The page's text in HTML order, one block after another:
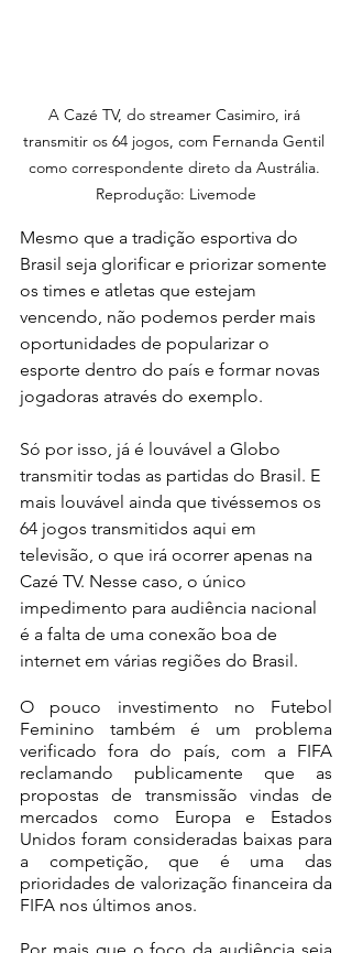
A Cazé TV, do streamer Casimiro, irá
transmitir os 64 jogos, com Fernanda Gentil
como correspondente direto da Austrália.
Reprodução: Livemode
Mesmo que a tradição esportiva do
Brasil seja glorificar e priorizar somente
os times e atletas que estejam
vencendo, não podemos perder mais
oportunidades de popularizar o
esporte dentro do país e formar novas
jogadoras através do exemplo.
Só por isso, já é louvável a Globo
transmitir todas as partidas do Brasil. E
mais louvável ainda que tivéssemos os
64 jogos transmitidos aqui em
televisão, o que irá ocorrer apenas na
Cazé TV. Nesse caso, o único
impedimento para audiência nacional
é a falta de uma conexão boa de
internet em várias regiões do Brasil.
O pouco investimento no Futebol
Feminino também é um problema
verificado fora do país, com a FIFA
reclamando publicamente que as
propostas de transmissão vindas de
mercados como Europa e Estados
Unidos foram consideradas baixas para
a competição, que é uma das
prioridades de valorização financeira da
FIFA nos últimos anos.